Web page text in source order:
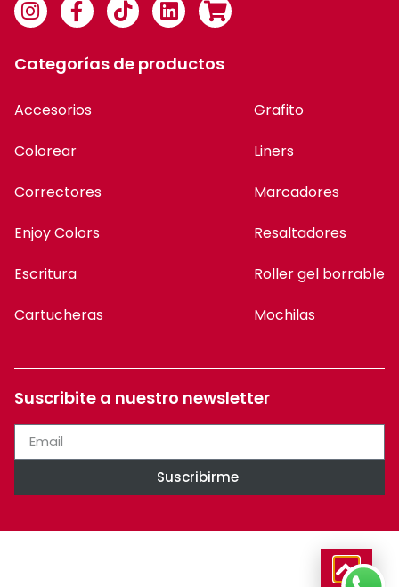
Categorías de productos
Accesorios
Colorear
Correctores
Enjoy Colors
Escritura
Cartucheras
Grafito
Liners
Marcadores
Resaltadores
Roller gel borrable
Mochilas
Suscribite a nuestro newsletter
Suscribirme